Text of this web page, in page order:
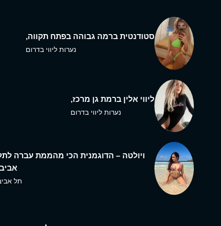
סטודנטית ברמה גבוהה בפתח תקווה,
נערות ליווי בדרום
ליווי אלין ברמת גן מרכז,
נערות ליווי בדרום
ויולטה – הדוגמנית הכי מהממת עברה
תל